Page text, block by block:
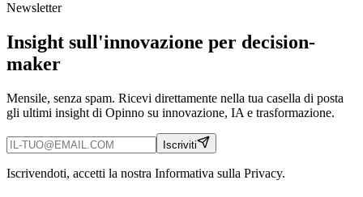
Newsletter
Insight sull'innovazione per decision-
maker
Mensile, senza spam. Ricevi direttamente nella tua casella di posta
gli ultimi insight di Opinno su innovazione, IA e trasformazione.
Iscriviti
Iscrivendoti, accetti la nostra Informativa sulla Privacy.